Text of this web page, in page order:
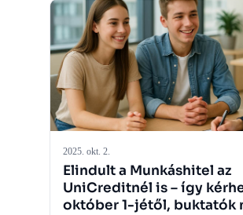
2025. okt. 2.
Elindult a Munkáshitel az
UniCreditnél is – így
október 1-jétől, buktatók